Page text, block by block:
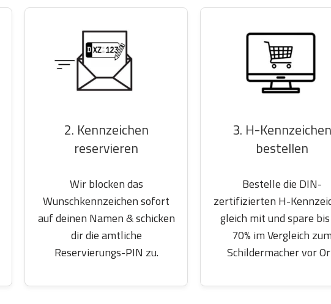
2. Kennzeichen
reservieren
Wir blocken das
Wunschkennzeichen sofort
auf deinen Namen & schicken
dir die amtliche
Reservierungs-PIN zu.
3. H-Kennzeichen
bestellen
Bestelle die DIN-
zertifizierten H-
gleich mit und spare
70% im Vergleich
Schildermacher vor